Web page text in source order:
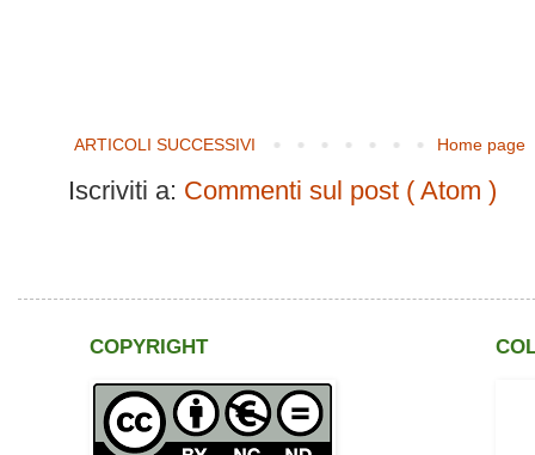
ARTICOLI SUCCESSIVI Home page
Iscriviti a: Commenti sul post ( Atom )
COPYRIGHT